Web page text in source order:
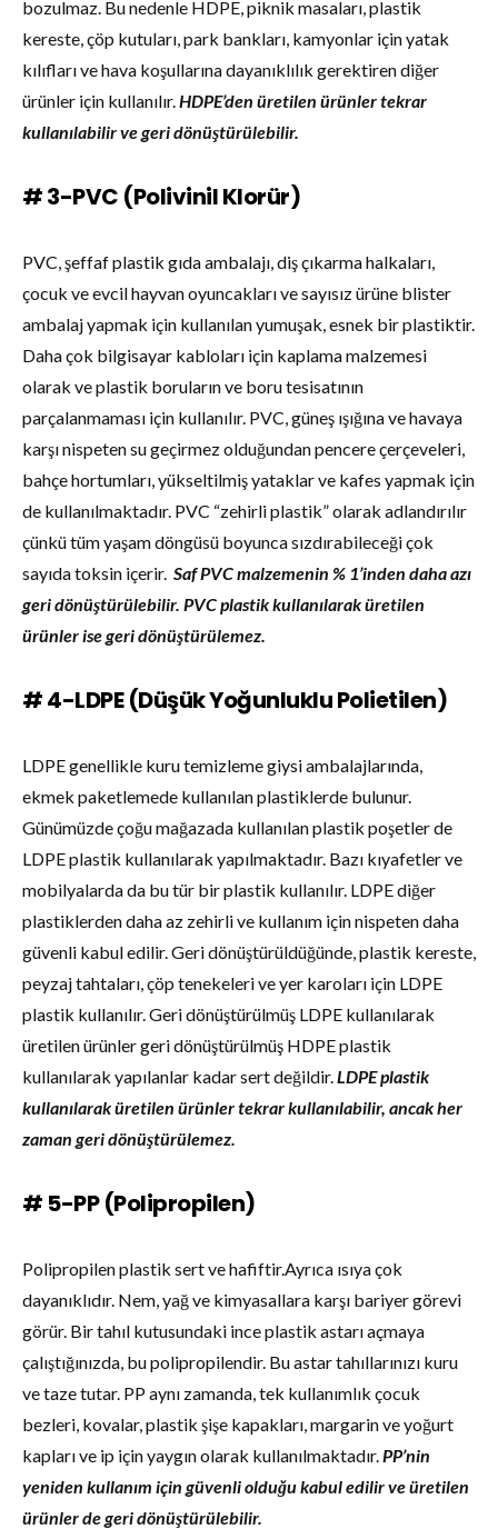
bozulmaz. Bu nedenle HDPE, piknik masaları, plastik
kereste, çöp kutuları, park bankları, kamyonlar için yatak
kılıfları ve hava koşullarına dayanıklılık gerektiren diğer
ürünler için kullanılır. HDPE’den üretilen ürünler tekrar
kullanılabilir ve geri dönüştürülebilir.
# 3-PVC (Polivinil Klorür)
PVC, şeffaf plastik gıda ambalajı, diş çıkarma halkaları,
çocuk ve evcil hayvan oyuncakları ve sayısız ürüne blister
ambalaj yapmak için kullanılan yumuşak, esnek bir plastiktir.
Daha çok bilgisayar kabloları için kaplama malzemesi
olarak ve plastik boruların ve boru tesisatının
parçalanmaması için kullanılır. PVC, güneş ışığına ve havaya
karşı nispeten su geçirmez olduğundan pencere çerçeveleri,
bahçe hortumları, yükseltilmiş yataklar ve kafes yapmak için
de kullanılmaktadır. PVC “zehirli plastik” olarak adlandırılır
çünkü tüm yaşam döngüsü boyunca sızdırabileceği çok
sayıda toksin içerir. Saf PVC malzemenin % 1’inden daha azı
geri dönüştürülebilir. PVC plastik kullanılarak üretilen
ürünler ise geri dönüştürülemez.
# 4-LDPE (Düşük Yoğunluklu Polietilen)
LDPE genellikle kuru temizleme giysi ambalajlarında,
ekmek paketlemede kullanılan plastiklerde bulunur.
Günümüzde çoğu mağazada kullanılan plastik poşetler de
LDPE plastik kullanılarak yapılmaktadır. Bazı kıyafetler ve
mobilyalarda da bu tür bir plastik kullanılır. LDPE diğer
plastiklerden daha az zehirli ve kullanım için nispeten daha
güvenli kabul edilir. Geri dönüştürüldüğünde, plastik kereste,
peyzaj tahtaları, çöp tenekeleri ve yer karoları için LDPE
plastik kullanılır. Geri dönüştürülmüş LDPE kullanılarak
üretilen ürünler geri dönüştürülmüş HDPE plastik
kullanılarak yapılanlar kadar sert değildir. LDPE plastik
kullanılarak üretilen ürünler tekrar kullanılabilir, ancak her
zaman geri dönüştürülemez.
# 5-PP (Polipropilen)
Polipropilen plastik sert ve hafiftir.Ayrıca ısıya çok
dayanıklıdır. Nem, yağ ve kimyasallara karşı bariyer görevi
görür. Bir tahıl kutusundaki ince plastik astarı açmaya
çalıştığınızda, bu polipropilendir. Bu astar tahıllarınızı kuru
ve taze tutar. PP aynı zamanda, tek kullanımlık çocuk
bezleri, kovalar, plastik şişe kapakları, margarin ve yoğurt
kapları ve ip için yaygın olarak kullanılmaktadır. PP’nin
yeniden kullanım için güvenli olduğu kabul edilir ve üretilen
ürünler de geri dönüştürülebilir.